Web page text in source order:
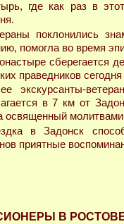
где как раз в
поклонились
помогла во время
сберегается
праведников
экскурсанты-
в 7 км от
освященный
в Задонск
приятные
В